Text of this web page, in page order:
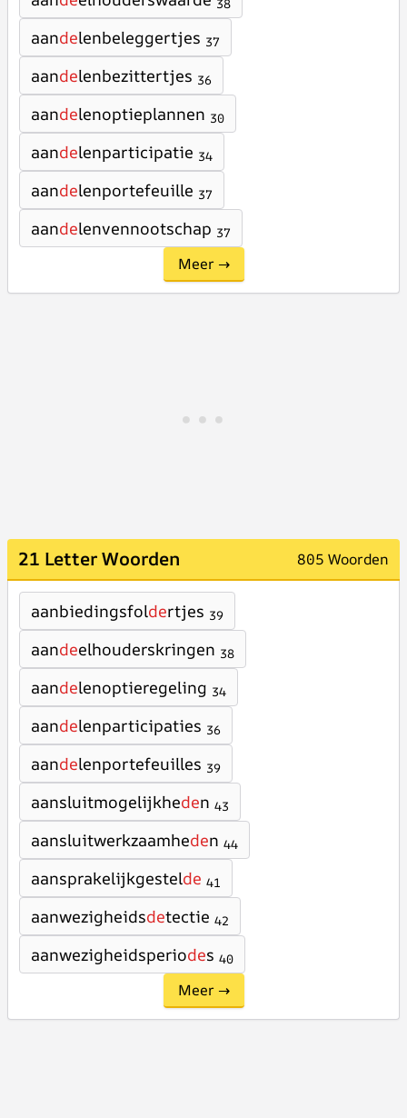
38
aandelenbeleggertjes 37
aandelenbezittertjes 36
aandelenoptieplannen 30
aandelenparticipatie 34
aandelenportefeuille 37
aandelenvennootschap 37
Meer →
21 Letter Woorden 805 Woorden
aanbiedingsfoldertjes 39
aandeelhouderskringen 38
aandelenoptieregeling 34
aandelenparticipaties 36
aandelenportefeuilles 39
aansluitmogelijkheden 43
aansluitwerkzaamheden 44
aansprakelijkgestelde 41
aanwezigheidsdetectie 42
aanwezigheidsperiodes 40
Meer →